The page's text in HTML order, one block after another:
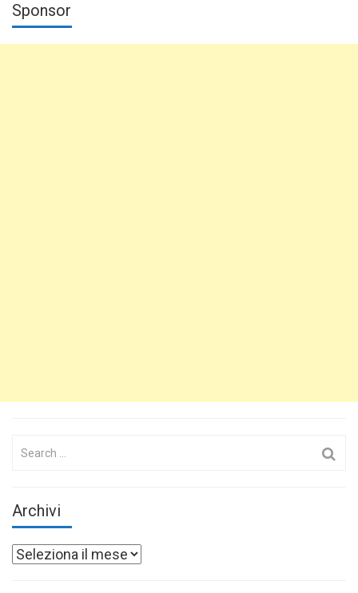
Sponsor
Archivi
Archivi